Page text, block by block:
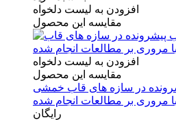
افزودن به لیست دلخواه
مقایسه این محصول
افزودن به لیست دلخواه
مقایسه این محصول
در سازه های قاب خمشی
مروری بر مطالعات انجام شده
رایگان